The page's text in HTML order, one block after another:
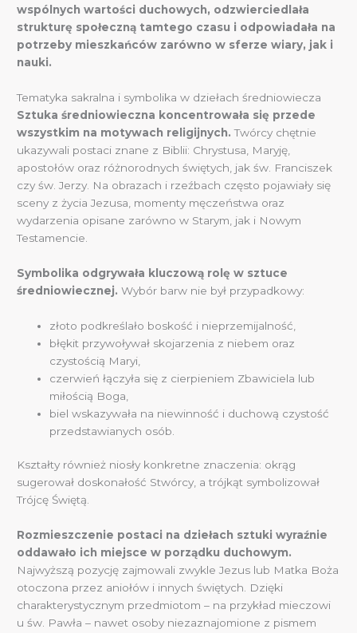
wspólnych wartości duchowych, odzwierciedlała
strukturę społeczną tamtego czasu i odpowiadała na
potrzeby mieszkańców zarówno w sferze wiary, jak i
nauki.
Tematyka sakralna i symbolika w dziełach średniowiecza
Sztuka średniowieczna koncentrowała się przede
wszystkim na motywach religijnych. Twórcy chętnie
ukazywali postaci znane z Biblii: Chrystusa, Maryję,
apostołów oraz różnorodnych świętych, jak św. Franciszek
czy św. Jerzy. Na obrazach i rzeźbach często pojawiały się
sceny z życia Jezusa, momenty męczeństwa oraz
wydarzenia opisane zarówno w Starym, jak i Nowym
Testamencie.
Symbolika odgrywała kluczową rolę w sztuce
średniowiecznej. Wybór barw nie był przypadkowy:
złoto podkreślało boskość i nieprzemijalność,
błękit przywoływał skojarzenia z niebem oraz
czystością Maryi,
czerwień łączyła się z cierpieniem Zbawiciela lub
miłością Boga,
biel wskazywała na niewinność i duchową czystość
przedstawianych osób.
Kształty również niosły konkretne znaczenia: okrąg
sugerował doskonałość Stwórcy, a trójkąt symbolizował
Trójcę Świętą.
Rozmieszczenie postaci na dziełach sztuki wyraźnie
oddawało ich miejsce w porządku duchowym.
Najwyższą pozycję zajmowali zwykle Jezus lub Matka Boża
otoczona przez aniołów i innych świętych. Dzięki
charakterystycznym przedmiotom – na przykład mieczowi
u św. Pawła – nawet osoby niezaznajomione z pismem